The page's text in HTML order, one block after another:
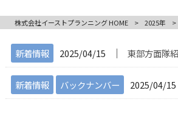
株式会社イーストプランニング HOME > 2025年 >
新着情報 2025/04/15 │ 東部方面隊
新着情報 バックナンバー 2025/04/15